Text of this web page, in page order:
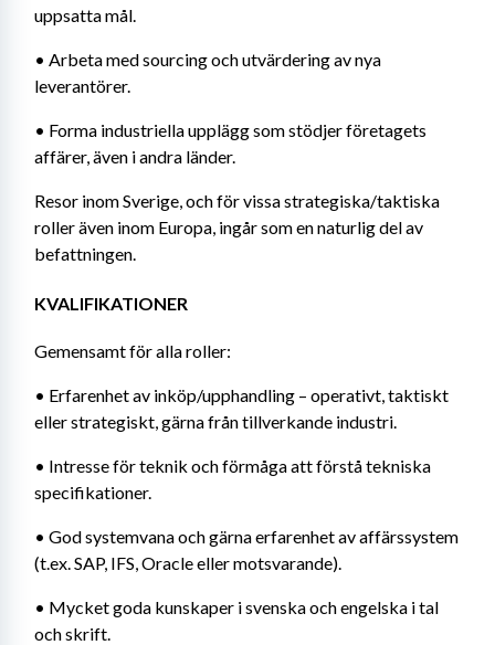
uppsatta mål.
• Arbeta med sourcing och utvärdering av nya
leverantörer.
• Forma industriella upplägg som stödjer företagets
affärer, även i andra länder.
Resor inom Sverige, och för vissa strategiska/taktiska
roller även inom Europa, ingår som en naturlig del av
befattningen.
KVALIFIKATIONER
Gemensamt för alla roller:
• Erfarenhet av inköp/upphandling – operativt, taktiskt
eller strategiskt, gärna från tillverkande industri.
• Intresse för teknik och förmåga att förstå tekniska
specifikationer.
• God systemvana och gärna erfarenhet av affärssystem
(t.ex. SAP, IFS, Oracle eller motsvarande).
• Mycket goda kunskaper i svenska och engelska i tal
och skrift.